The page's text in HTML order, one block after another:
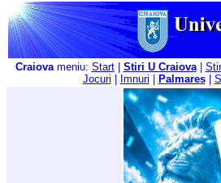
Craiovameniu: Start| Stiri U Craiova|
Jocuri
Imnuri Palmares|